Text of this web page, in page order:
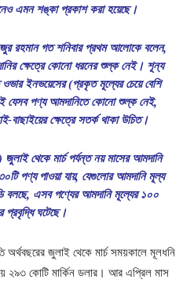
এমন শঙ্কা প্রকাশ করা হয়েছে।
রহমান গত শনিবার প্রথম আলোকে বলেন,
ক্ষেত্রে কোনো ধরনের শুল্ক নেই। শূন্য
ইনভয়েসের (প্রকৃত মূল্যের চেয়ে বেশি
যেসব পণ্য আমদানিতে কোনো শুল্ক নেই,
বাছাইয়ের ক্ষেত্রে সতর্ক থাকা উচিত।
থেকে মার্চ পর্যন্ত নয় মাসের আমদানি
৩০টি পণ্য পাওয়া যায়, যেগুলোর আমদানি মূল্য
বলছে, এসব পণ্যের আমদানি মূল্যের ১০০
প্রবৃদ্ধি ঘটেছে।
অর্থবছরের জুলাই থেকে মার্চ সময়কালে মূলধনি
২৯৩ কোটি মার্কিন ডলার। আর এপ্রিল মাস